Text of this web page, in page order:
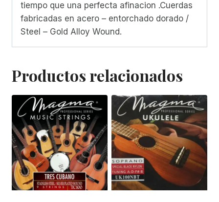
tiempo que una perfecta afinacion .Cuerdas
fabricadas en acero – entorchado dorado /
Steel – Gold Alloy Wound.
Productos relacionados